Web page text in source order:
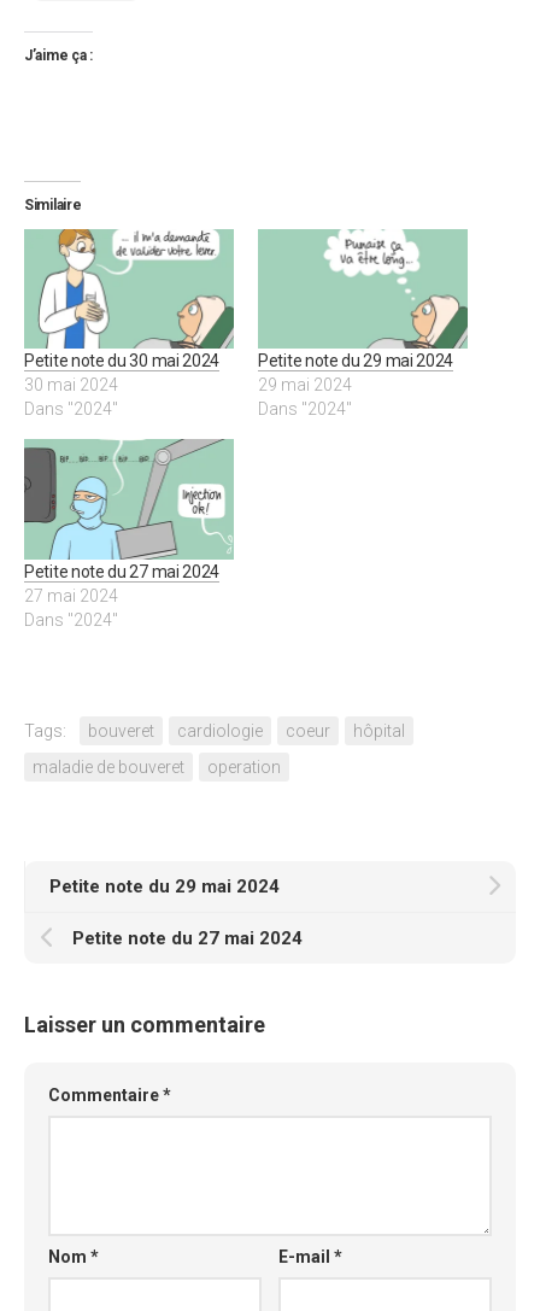
J’aime ça :
Similaire
Petite note du 30 mai 2024
30 mai 2024
Dans "2024"
Petite note du 29 mai 2024
29 mai 2024
Dans "2024"
Petite note du 27 mai 2024
27 mai 2024
Dans "2024"
Tags: bouveret cardiologie coeur
hôpital
maladie de bouveret
operation
Petite note du 29 mai 2024
Petite note du 27 mai 2024
Laisser un commentaire
Commentaire*
Nom * E-mail*